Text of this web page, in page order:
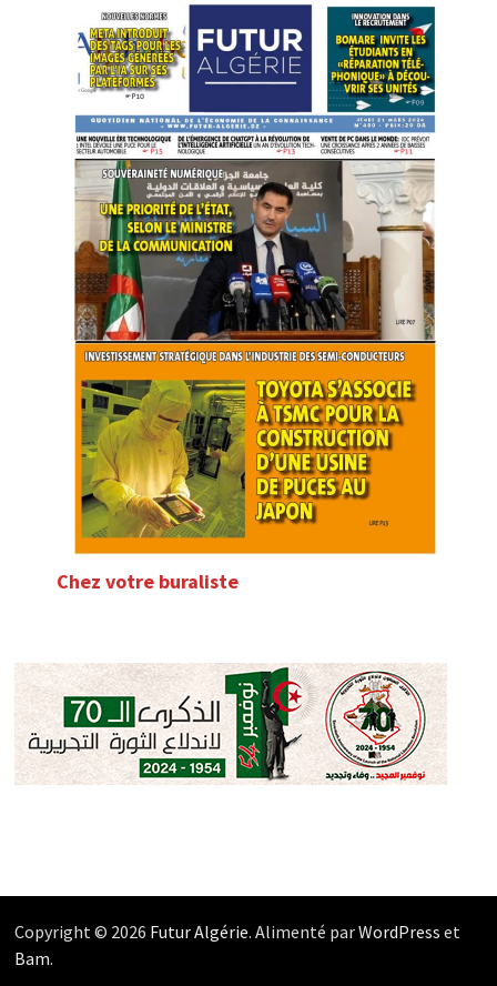
Chez votre buraliste
Copyright © 2026 Futur Algérie. Alimenté parWordPress et
Bam.